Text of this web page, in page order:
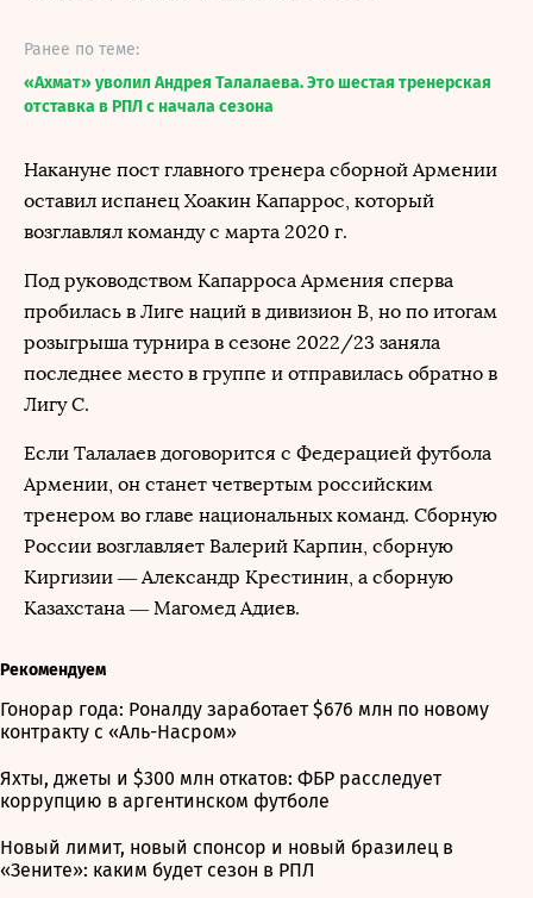
Ранее по теме:
«Ахмат» уволил Андрея Талалаева. Это шестая тренерская
отставка в РПЛ с начала сезона
Накануне пост главного тренера сборной Армении
оставил испанец Хоакин Капаррос, который
возглавлял команду с марта 2020 г.
Под руководством Капарроса Армения сперва
пробилась в Лиге наций в дивизион B, но по итогам
розыгрыша турнира в сезоне 2022/23 заняла
последнее место в группе и отправилась обратно в
Лигу C.
Если Талалаев договорится с Федерацией футбола
Армении, он станет четвертым российским
тренером во главе национальных команд. Сборную
России возглавляет Валерий Карпин, сборную
Киргизии — Александр Крестинин, а сборную
Казахстана — Магомед Адиев.
Рекомендуем
Гонорар года: Роналду заработает $676 млн по новому
контракту с «Аль-Насром»
Яхты, джеты и $300 млн откатов: ФБР расследует
коррупцию в аргентинском футболе
Новый лимит, новый спонсор и новый бразилец в
«Зените»: каким будет сезон в РПЛ